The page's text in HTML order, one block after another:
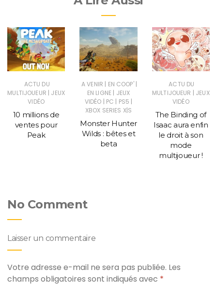
ACTU DU
MULTIJOUEUR | JEUX
VIDÉO
10 millions de
ventes pour
Peak
A VENIR | EN COOP' |
EN LIGNE | JEUX
VIDÉO | PC | PS5 |
XBOX SERIES X|S
Monster Hunter
Wilds : bêtes et
beta
ACTU DU
MULTIJOUEUR | JEUX
VIDÉO
The Binding of
Isaac aura enfin
le droit à son
mode
multijoueur !
No Comment
Laisser un commentaire
Votre adresse e-mail ne sera pas publiée. Les
champs obligatoires sont indiqués avec *